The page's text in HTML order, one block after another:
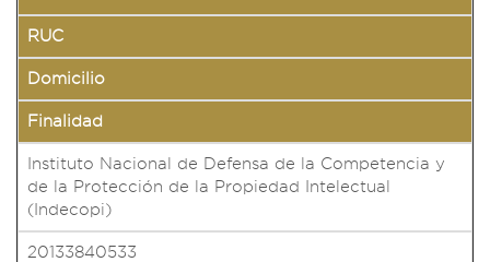
RUC
Domicilio
Finalidad
Instituto Nacional de Defensa de la Competencia y
de la Protección de la Propiedad Intelectual
(Indecopi)
20133840533